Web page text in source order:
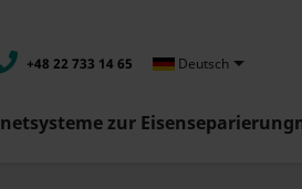
+48 22 733 14 65 Deutsch
zur Eisenseparierung